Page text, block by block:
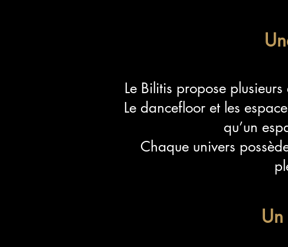
Le Bilitis propose
Le dancefloor et les
qu’un
Chaque univers